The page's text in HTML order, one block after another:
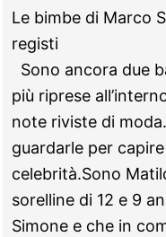
in
via
Parini
Le bimbe di Marco
registi
Sono ancora due
più riprese
note riviste di
guardarle per
celebrità.Sono
sorelline di 12 e 9
Simone e che in